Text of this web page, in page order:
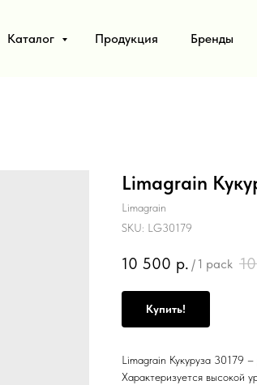
Каталог Продукция Бренды
Limagrain
Limagrain
SKU: LG30179
10 500 р. / 1 pack
Купить!
Limagrain Кукуруза 30179
Характеризуется высокой